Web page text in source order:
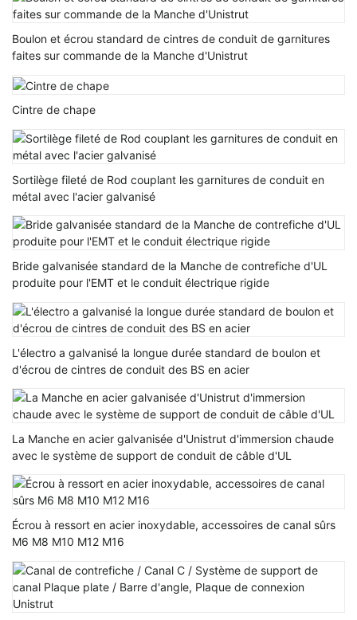
Boulon et écrou standard de cintres de conduit de garnitures
faites sur commande de la Manche d'Unistrut
Cintre de chape
Sortilège fileté de Rod couplant les garnitures de conduit en
métal avec l'acier galvanisé
Bride galvanisée standard de la Manche de contrefiche d'UL
produite pour l'EMT et le conduit électrique rigide
L'électro a galvanisé la longue durée standard de boulon et
d'écrou de cintres de conduit des BS en acier
La Manche en acier galvanisée d'Unistrut d'immersion chaude
avec le système de support de conduit de câble d'UL
Écrou à ressort en acier inoxydable, accessoires de canal sûrs
M6 M8 M10 M12 M16